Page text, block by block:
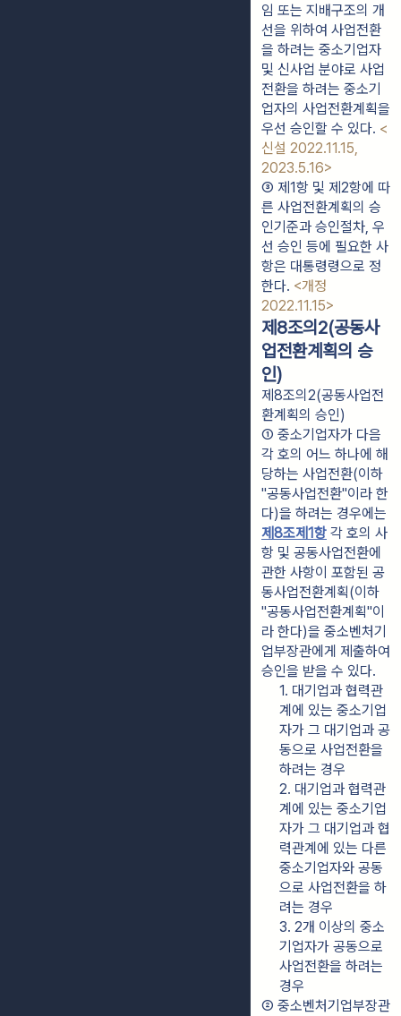
임 또는 지배구조의 개
선을 위하여 사업전환
을 하려는 중소기업자
및 신사업 분야로 사업
전환을 하려는 중소기
업자의 사업전환계획을
우선 승인할 수 있다. <
신설 2022.11.15,
2023.5.16>
③ 제1항 및 제2항에 따
른 사업전환계획의 승
인기준과 승인절차, 우
선 승인 등에 필요한 사
항은 대통령령으로 정
한다. <개정
2022.11.15>
제8조의2(공동사
업전환계획의 승
인)
제8조의2(공동사업전
환계획의 승인)
① 중소기업자가 다음
각 호의 어느 하나에 해
당하는 사업전환(이하
"공동사업전환"이라 한
제8조제1항 각 호의 사
항 및 공동사업전환에
관한 사항이 포함된 공
동사업전환계획(이하
"공동사업전환계획"이
라 한다)을 중소벤처기
업부장관에게 제출하여
승인을 받을 수 있다.
1. 대기업과 협력관
계에 있는 중소기업
자가 그 대기업과 공
동으로 사업전환을
하려는 경우
2. 대기업과 협력관
계에 있는 중소기업
자가 그 대기업과 협
력관계에 있는 다른
중소기업자와 공동
으로 사업전환을 하
려는 경우
3. 2개 이상의 중소
기업자가 공동으로
사업전환을 하려는
경우
② 중소벤처기업부장관